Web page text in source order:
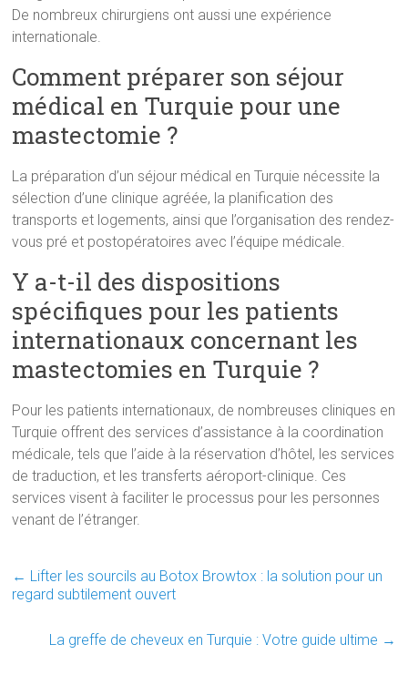
De nombreux chirurgiens ont aussi une expérience
internationale.
Comment préparer son séjour
médical en Turquie pour une
mastectomie ?
La préparation d’un séjour médical en Turquie nécessite la
sélection d’une clinique agréée, la planification des
transports et logements, ainsi que l’organisation des rendez-
vous pré et postopératoires avec l’équipe médicale.
Y a-t-il des dispositions
spécifiques pour les patients
internationaux concernant les
mastectomies en Turquie ?
Pour les patients internationaux, de nombreuses cliniques en
Turquie offrent des services d’assistance à la coordination
médicale, tels que l’aide à la réservation d’hôtel, les services
de traduction, et les transferts aéroport-clinique. Ces
services visent à faciliter le processus pour les personnes
venant de l’étranger.
← Lifter les sourcils au Botox Browtox : la solution pour un
regard subtilement ouvert
La greffe de cheveux en Turquie : Votre guide ultime →